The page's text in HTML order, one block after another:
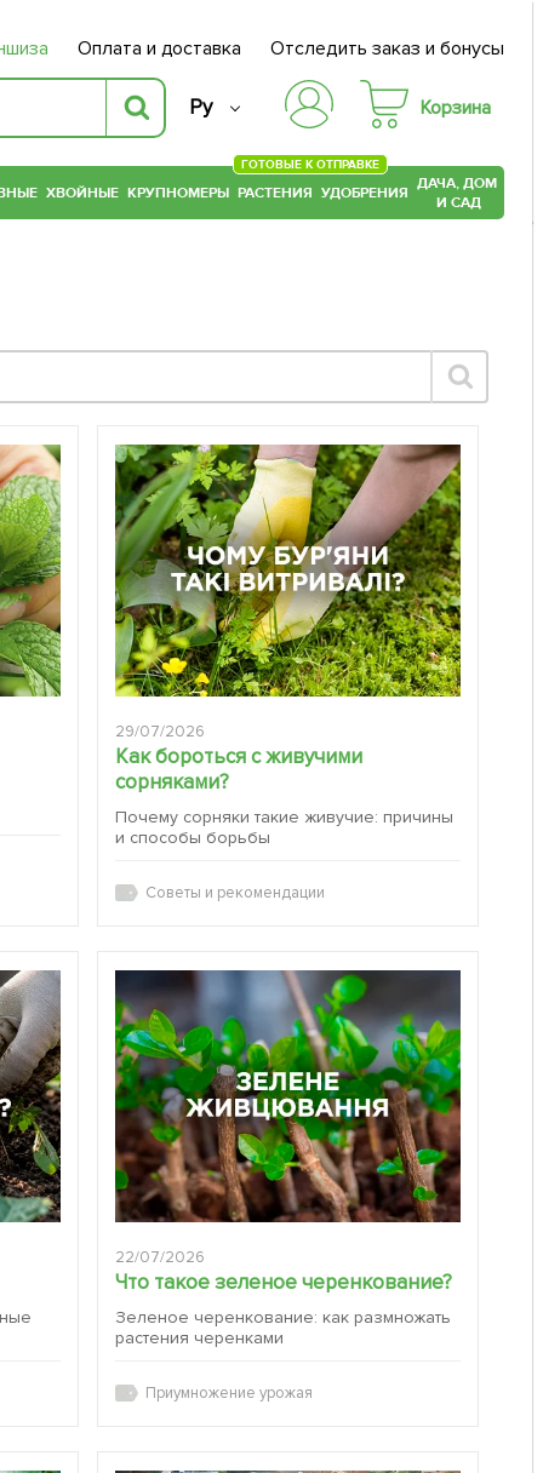
Оплата и доставка Отследить заказ и бонусы
Ру Корзина
ХВОЙНЫЕ КРУПНОМЕРЫ РАСТЕНИЯ
ГОТОВЫЕ К ОТПРАВКЕ
УДОБРЕНИЯ ДАЧА, ДОМ
И САД
29/07/2026
Как бороться с живучими
сорняками?
Почему сорняки такие живучие: причины
и способы борьбы
Советы и рекомендации
22/07/2026
Что такое зеленое черенкование?
Зеленое черенкование: как размножать
растения черенками
Приумножение урожая